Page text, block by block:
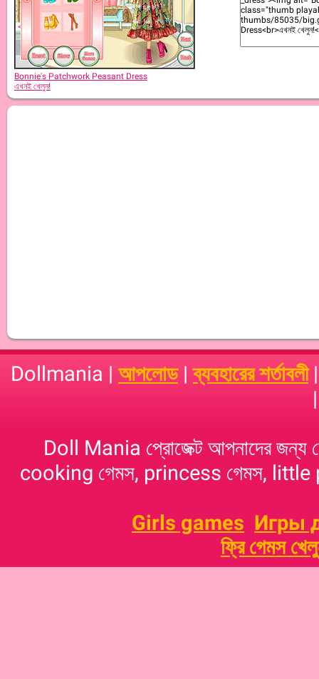
Bonnie's Patchwork Peasant Dress
এখনই খেলুন!
Dollmania | আপলোড|ব্যবহারের শর্তাবলী
Doll Mania প্রোজেক্ট আপনাদের
cooking গেমস, princess গেমস, little
Girls games Игры
ফ্রি গেমস